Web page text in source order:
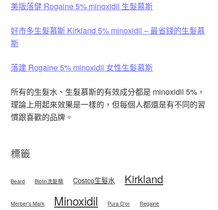
美版落健 Rogaine 5% minoxidil 生髮慕斯
好市多生髮慕斯 Kirkland 5% minoxidil – 最省錢的生髮慕
斯
落建 Rogaine 5% minoxidil 女性生髮慕斯
所有的生髮水、生髮慕斯的有效成分都是 minoxidil 5%，
理論上用起來效果是一樣的，但每個人都還是有不同的習
慣跟喜歡的品牌。
標籤
Beard Biotin洗髮精 Costco生髮水 Kirkland
Merber's Mark Minoxidil Pura D'or Regaine